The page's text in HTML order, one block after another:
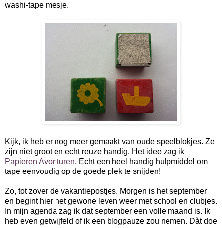
washi-tape mesje.
Kijk, ik heb er nog meer gemaakt van oude speelblokjes. Ze
zijn niet groot en echt reuze handig. Het idee zag ik
Papieren Avonturen. Echt een heel handig hulpmiddel om
tape eenvoudig op de goede plek te snijden!
Zo, tot zover de vakantiepostjes. Morgen is het september
en begint hier het gewone leven weer met school en clubjes.
In mijn agenda zag ik dat september een volle maand is. Ik
heb even getwijfeld of ik een blogpauze zou nemen. Dàt doe